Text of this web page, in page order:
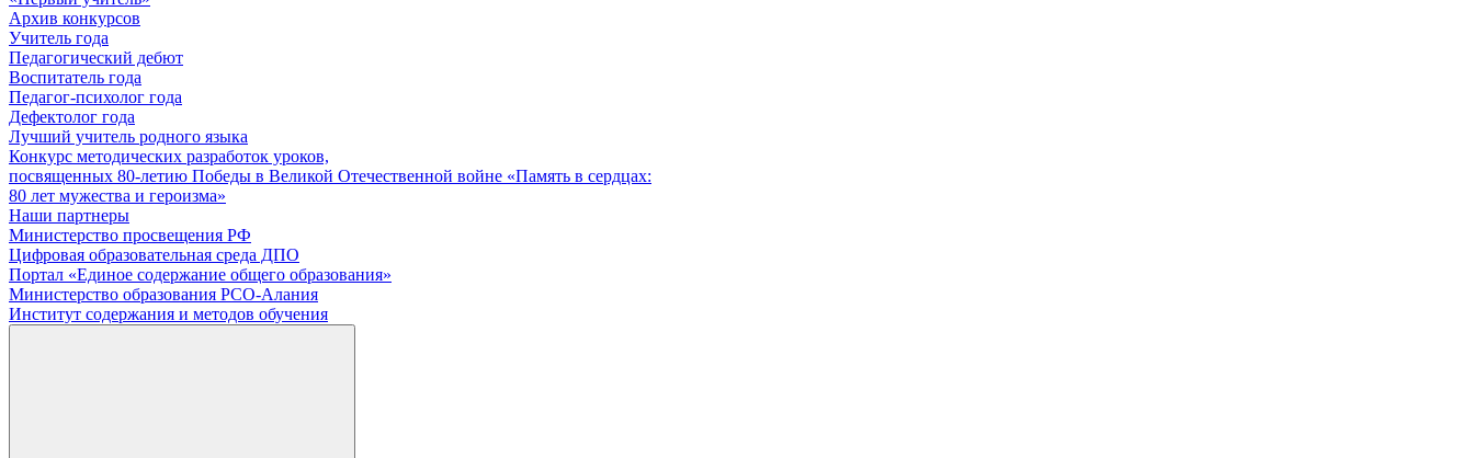
Архив конкурсов
Учитель года
Педагогический дебют
Воспитатель года
Педагог-психолог года
Дефектолог года
Лучший учитель родного языка
Конкурс методических разработок уроков,
посвященных 80-летию Победы в Великой Отечественной войне «Память в сердцах:
80 лет мужества и героизма»
Наши партнеры
Министерство просвещения РФ
Цифровая образовательная среда ДПО
Портал «Единое содержание общего образования»
Министерство образования РСО-Алания
Институт содержания и методов обучения